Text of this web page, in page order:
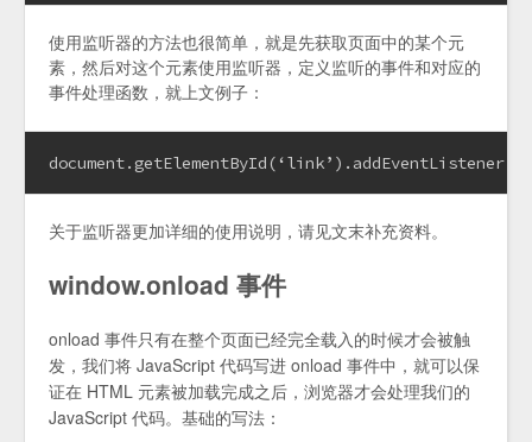
使用监听器的方法也很简单，就是先获取页面中的某个元
素，然后对这个元素使用监听器，定义监听的事件和对应的
事件处理函数，就上文例子：
关于监听器更加详细的使用说明，请见文末补充资料。
window.onload 事件
onload 事件只有在整个页面已经完全载入的时候才会被触
发，我们将 JavaScript 代码写进 onload 事件中，就可以保
证在 HTML 元素被加载完成之后，浏览器才会处理我们的
JavaScript 代码。基础的写法：